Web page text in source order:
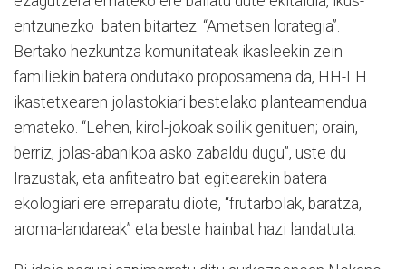
entzunezko baten bitartez: “Ametsen lorategia”.
Bertako hezkuntza komunitateak ikasleekin zein
familiekin batera ondutako proposamena da, HH-LH
ikastetxearen jolastokiari bestelako planteamendua
emateko. “Lehen, kirol-jokoak soilik genituen; orain,
berriz, jolas-abanikoa asko zabaldu dugu”, uste du
Irazustak, eta anfiteatro bat egitearekin batera
ekologiari ere erreparatu diote, “frutarbolak, baratza,
aroma-landareak” eta beste hainbat hazi landatuta.